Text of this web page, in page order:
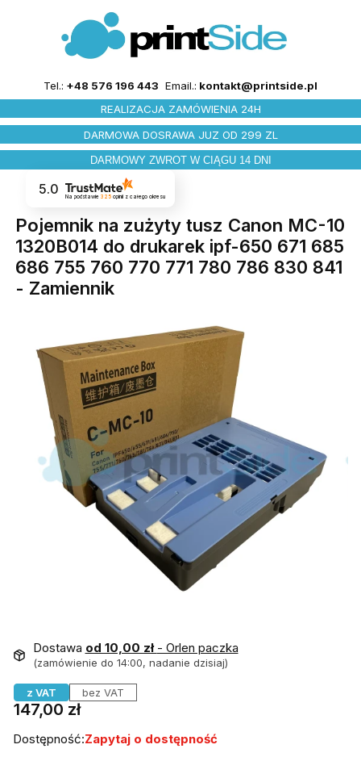
Tel.: +48 576 196 443 Email.: kontakt@printside.pl
REALIZACJA ZAMÓWIENIA 24H
DARMOWA DOSRAWA JUZ OD 299 ZL
DARMOWY ZWROT W CIĄGU 14 DNI
5.0
Na podstawie 325 opinii z całego okresu
Pojemnik na zużyty tusz Canon MC-10
1320B014 do drukarek ipf-650 671 685
686 755 760 770 771 780 786 830 841
- Zamiennik
Dostawa od 10,00 zł - Orlen paczka
(zamówienie do 14:00, nadanie dzisiaj)
z VAT bez VAT
Cena
147,00 zł
Dostępność:Zapytaj o dostępność